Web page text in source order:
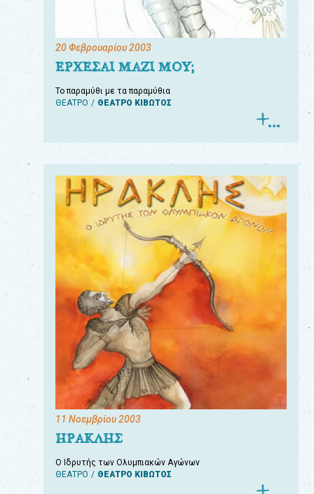
20 Φεβρουαρίου 2003
ΕΡΧΕΣΑΙ ΜΑΖΙ ΜΟΥ;
Το παραμύθι με τα παραμύθια
ΘΕΑΤΡΟ
ΘΕΑΤΡΟ ΚΙΒΩΤΟΣ
11 Νοεμβρίου 2003
ΗΡΑΚΛΗΣ
Ο Ιδρυτής των Ολυμπιακών Αγώνων
ΘΕΑΤΡΟ
ΘΕΑΤΡΟ ΚΙΒΩΤΟΣ